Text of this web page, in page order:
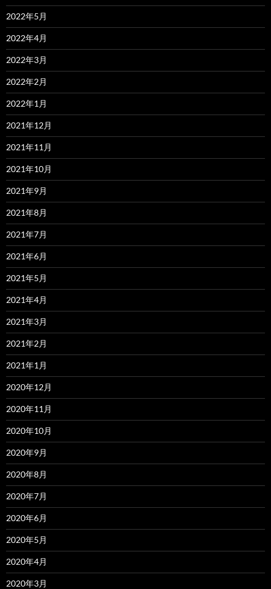
2022年5月
2022年4月
2022年3月
2022年2月
2022年1月
2021年12月
2021年11月
2021年10月
2021年9月
2021年8月
2021年7月
2021年6月
2021年5月
2021年4月
2021年3月
2021年2月
2021年1月
2020年12月
2020年11月
2020年10月
2020年9月
2020年8月
2020年7月
2020年6月
2020年5月
2020年4月
2020年3月